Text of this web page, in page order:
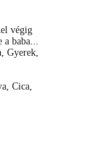
végig
baba...
Gyerek,
Cica,